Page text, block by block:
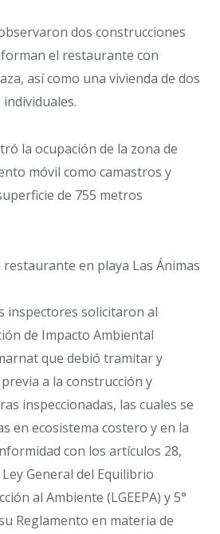
dos construcciones
el restaurante con
así como una vivienda de dos
la ocupación de la zona de
móvil como camastros y
de 755 metros
inspectores solicitaron al
de Impacto Ambiental
que debió tramitar y
a la construcción y
inspeccionadas, las cuales se
en ecosistema costero y en la
con los artículos 28,
General del Equilibrio
al Ambiente (LGEEPA) y 5°
Reglamento en materia de